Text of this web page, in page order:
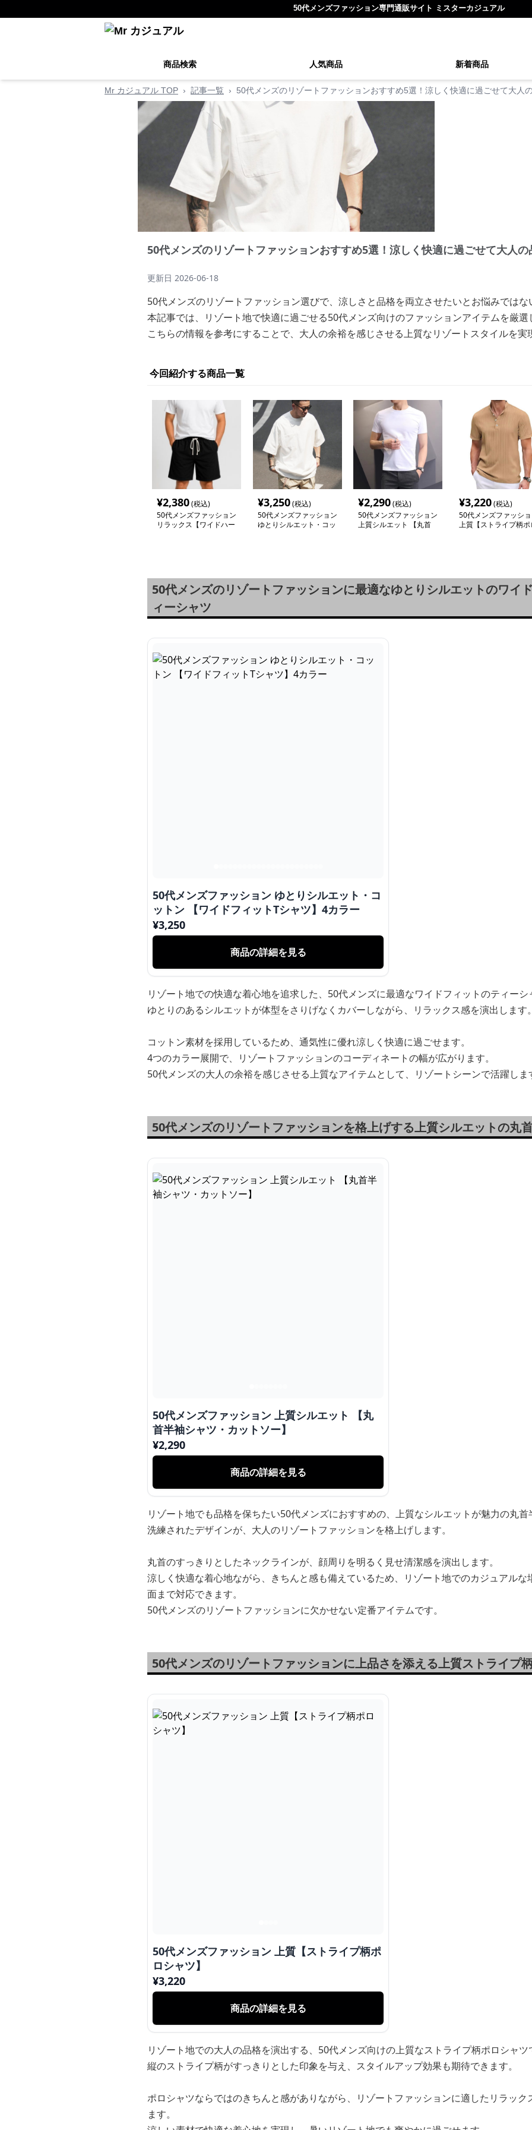
50代メンズファッション専門通販サイト ミスターカジュアル
商品検索 人気商品 新着商品
Mr カジュアル TOP › 記事一覧 › 50代メンズのリゾートファッションおすすめ5選！涼しく快適に過ごせて大人
50代メンズのリゾートファッションおすすめ5選！涼しく快適に過ごせて大人の
更新日 2026-06-18
50代メンズのリゾートファッション選びで、涼しさと品格を両立させたいとお悩みではな
本記事では、リゾート地で快適に過ごせる50代メンズ向けのファッションアイテムを厳選
こちらの情報を参考にすることで、大人の余裕を感じさせる上質なリゾートスタイルを実
今回紹介する商品一覧
¥2,380(税込)
50代メンズファッション
リラックス【ワイドハー
¥3,250(税込)
50代メンズファッション
ゆとりシルエット・コッ
¥2,290(税込)
50代メンズファッション
上質シルエット 【丸首
¥3,220(税込)
50代メンズファッシ
上質【ストライプ柄ポ
50代メンズのリゾートファッションに最適なゆとりシルエットのワイ
ィーシャツ
50代メンズファッション ゆとりシルエット・コ
ットン 【ワイドフィットTシャツ】4カラー
¥3,250
商品の詳細を見る
リゾート地での快適な着心地を追求した、50代メンズに最適なワイドフィットのティーシ
ゆとりのあるシルエットが体型をさりげなくカバーしながら、リラックス感を演出します。
コットン素材を採用しているため、通気性に優れ涼しく快適に過ごせます。
4つのカラー展開で、リゾートファッションのコーディネートの幅が広がります。
50代メンズの大人の余裕を感じさせる上質なアイテムとして、リゾートシーンで活躍しま
50代メンズのリゾートファッションを格上げする上質シルエットの丸
50代メンズファッション 上質シルエット 【丸
首半袖シャツ・カットソー】
¥2,290
商品の詳細を見る
リゾート地でも品格を保ちたい50代メンズにおすすめの、上質なシルエットが魅力の丸首
洗練されたデザインが、大人のリゾートファッションを格上げします。
丸首のすっきりとしたネックラインが、顔周りを明るく見せ清潔感を演出します。
涼しく快適な着心地ながら、きちんと感も備えているため、リゾート地でのカジュアル
面まで対応できます。
50代メンズのリゾートファッションに欠かせない定番アイテムです。
50代メンズのリゾートファッションに上品さを添える上質ストライプ
50代メンズファッション 上質【ストライプ柄ポ
ロシャツ】
¥3,220
商品の詳細を見る
リゾート地での大人の品格を演出する、50代メンズ向けの上質なストライプ柄ポロシャツ
縦のストライプ柄がすっきりとした印象を与え、スタイルアップ効果も期待できます。
ポロシャツならではのきちんと感がありながら、リゾートファッションに適したリラック
ます。